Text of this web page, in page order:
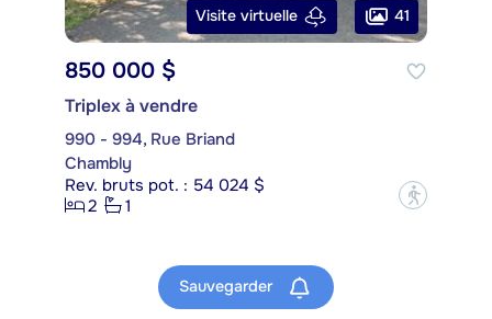
Visite virtuelle 41
850 000 $
Triplex à vendre
990 - 994, Rue Briand
Chambly
Rev. bruts pot. : 54 024 $
2
1 ?
Sauvegarder